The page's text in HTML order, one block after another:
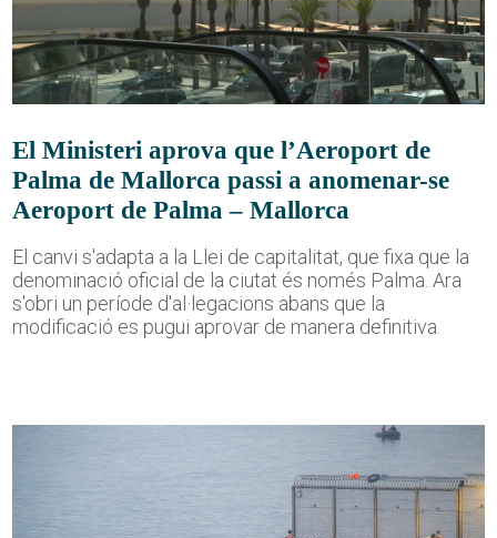
El Ministeri aprova que l’Aeroport de
Palma de Mallorca passi a anomenar-se
Aeroport de Palma – Mallorca
El canvi s'adapta a la Llei de capitalitat, que fixa que la
denominació oficial de la ciutat és només Palma. Ara
s'obri un període d'al·legacions abans que la
modificació es pugui aprovar de manera definitiva.